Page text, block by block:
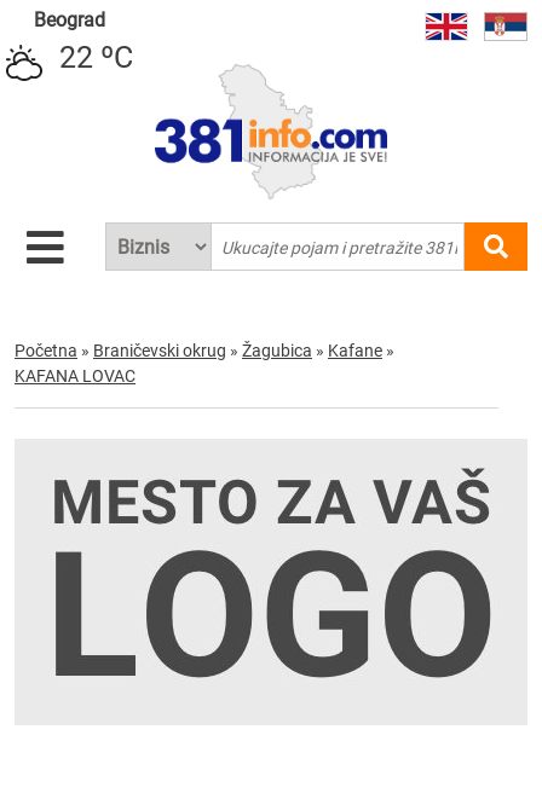
Beograd
22 ºC
Početna » Braničevski okrug » Žagubica » Kafane »
KAFANA LOVAC